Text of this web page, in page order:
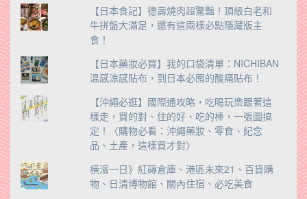
【日本食記】德壽燒肉超驚豔！頂級白老和
牛拼盤大滿足，還有這兩樣必點隱藏版主
食！
【日本藥妝必買】我的口袋清單：NICHIBAN
溫感涼感貼布，到日本必囤的酸痛貼布！
【沖繩必逛】國際通攻略，吃喝玩樂跟著這
樣走，買的對、住的好、吃的棒，一張圖搞
定！〈購物必看：沖繩藥妝、零食、紀念
品、土產，這樣買才對〉
橫濱一日》紅磚倉庫、港區未來21、百貨購
物、日清博物館、關內住宿、必吃美食